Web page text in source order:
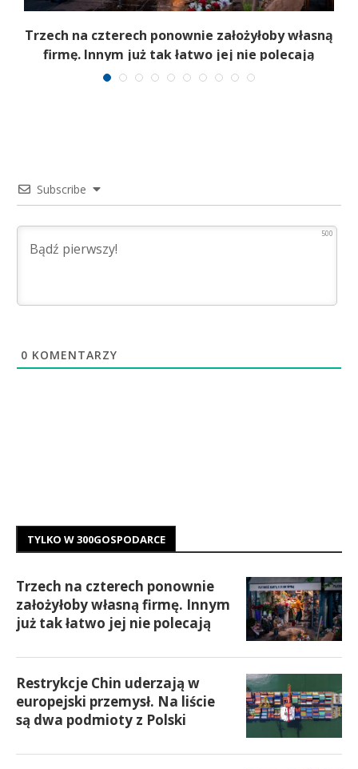
Trzech na czterech ponownie założyłoby własną
firmę. Innym już tak łatwo jej nie polecają
Subscribe
500
0 KOMENTARZY
TYLKO W 300GOSPODARCE
Trzech na czterech ponownie
założyłoby własną firmę. Innym
już tak łatwo jej nie polecają
Restrykcje Chin uderzają w
europejski przemysł. Na liście
są dwa podmioty z Polski